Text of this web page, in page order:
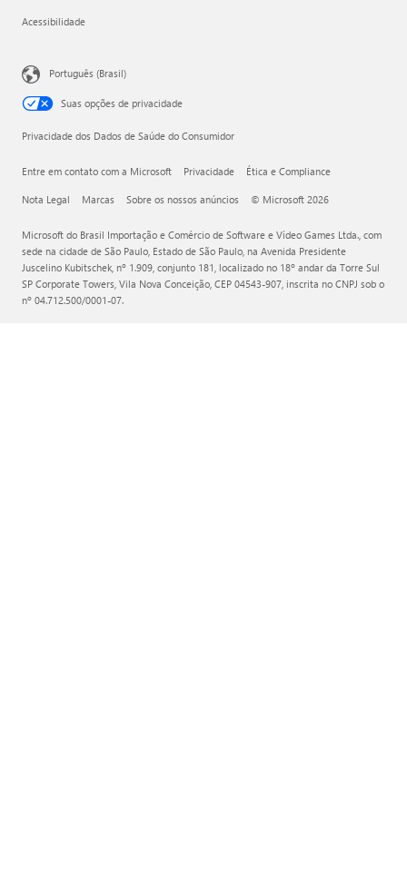
Acessibilidade
Português (Brasil)
Suas opções de privacidade
Privacidade dos Dados de Saúde do Consumidor
Entre em contato com a Microsoft Privacidade Ética e Compliance
Nota Legal Marcas Sobre os nossos anúncios © Microsoft 2026
Microsoft do Brasil Importação e Comércio de Software e Vídeo Games Ltda., com
sede na cidade de São Paulo, Estado de São Paulo, na Avenida Presidente
Juscelino Kubitschek, nº 1.909, conjunto 181, localizado no 18º andar da Torre Sul
SP Corporate Towers, Vila Nova Conceição, CEP 04543-907, inscrita no CNPJ sob o
nº 04.712.500/0001-07.